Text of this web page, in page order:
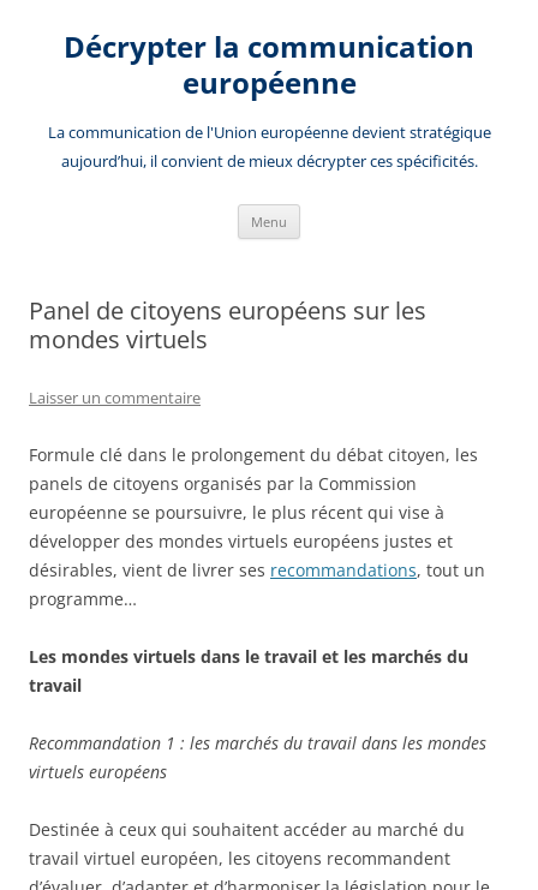
contenuDécrypter la communication
européenne
La communication de l'Union européenne devient stratégique
aujourd’hui, il convient de mieux décrypter ces spécificités.
Menu
Panel de citoyens européens sur les
mondes virtuels
Laisser un commentaire
Formule clé dans le prolongement du débat citoyen, les
panels de citoyens organisés par la Commission
européenne se poursuivre, le plus récent qui vise à
développer des mondes virtuels européens justes et
désirables, vient de livrer ses recommandations, tout un
programme…
Les mondes virtuels dans le travail et les marchés du
travail
Recommandation 1 : les marchés du travail dans les mondes
virtuels européens
Destinée à ceux qui souhaitent accéder au marché du
travail virtuel européen, les citoyens recommandent